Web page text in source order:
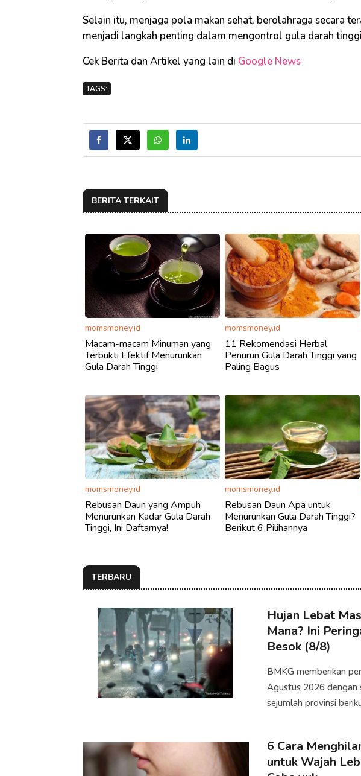
Selain itu, menjaga pola makan sehat, berolahraga secara
menjadi langkah penting dalam mengontrol gula darah
Cek Berita dan Artikel yang lain di Google News
TAGS:
BERITA TERKAIT
momsmoney.id
Macam-macam Minuman yang
Terbukti Efektif Menurunkan
Gula Darah Tinggi
momsmoney.id
11 Rekomendasi Herbal
Penurun Gula Darah Tinggi yang
Paling Bagus
momsmoney.id
Rebusan Daun yang Ampuh
Menurunkan Kadar Gula Darah
Tinggi, Ini Daftarnya!
momsmoney.id
Rebusan Daun Apa untuk
Menurunkan Gula Darah Tinggi?
Berikut 6 Pilihannya
TERBARU
Hujan Lebat
Mana? Ini
Besok (8/8)
BMKG memberikan
Agustus 2026 dengan
sejumlah provinsi
6 Cara
untuk Wajah